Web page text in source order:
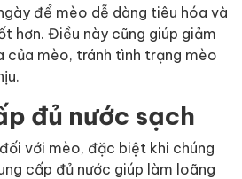
để mèo dễ dàng tiêu hóa và
hơn. Điều này cũng giúp giảm
của mèo, tránh tình trạng mèo
đủ nước sạch
với mèo, đặc biệt khi chúng
cấp đủ nước giúp làm loãng